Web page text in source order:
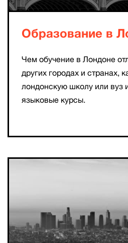
Образование в
Чем обучение в Лондоне
других городах и странах,
лондонскую школу или вуз
языковые курсы.